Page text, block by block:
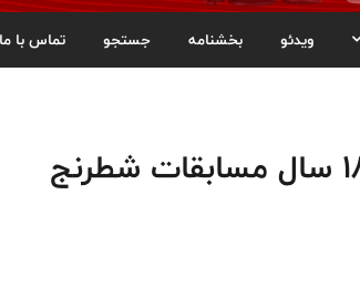
ویدئو بخشنامه جستجو تماس با ما
اعلام نفرات برتر رده‌های سنی 8 تا 18 سال مسابقات شطرنج